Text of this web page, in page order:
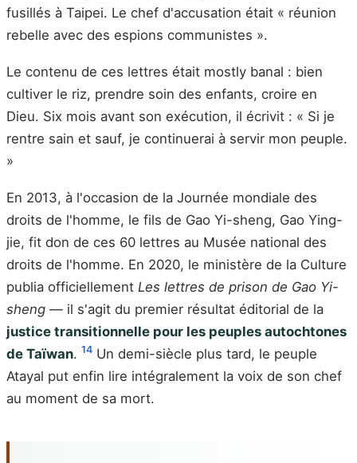
fusillés à Taipei. Le chef d'accusation était « réunion
rebelle avec des espions communistes ».
Le contenu de ces lettres était mostly banal : bien
cultiver le riz, prendre soin des enfants, croire en
Dieu. Six mois avant son exécution, il écrivit : « Si je
rentre sain et sauf, je continuerai à servir mon peuple.
»
En 2013, à l'occasion de la Journée mondiale des
droits de l'homme, le fils de Gao Yi-sheng, Gao Ying-
jie, fit don de ces 60 lettres au Musée national des
droits de l'homme. En 2020, le ministère de la Culture
publia officiellement Les lettres de prison de Gao Yi-
sheng — il s'agit du premier résultat éditorial de la
justice transitionnelle pour les peuples autochtones
de Taïwan. 14 Un demi-siècle plus tard, le peuple
Atayal put enfin lire intégralement la voix de son chef
au moment de sa mort.